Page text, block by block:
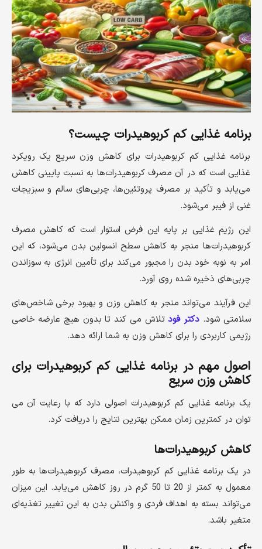
برنامه غذایی کم کربوهیدرات چیست؟
برنامه غذایی کم کربوهیدرات برای کاهش وزن سریع یک رویکرد
غذایی است که در آن مصرف کربوهیدرات‌ها به نسبت پایینی کاهش
می‌یابد و تأکید بر مصرف پروتئین‌ها، چربی‌های سالم و سبزیجات
غنی از فیبر می‌شود.
این رژیم غذایی بر پایه این فرض استوار است که کاهش مصرف
کربوهیدرات‌ها منجر به کاهش سطح انسولین بدن می‌شود، که این
امر به نوبه خود بدن را مجبور می‌کند برای تأمین انرژی به سوزاندن
چربی‌های ذخیره شده روی آورد.
این فرآیند می‌تواند منجر به کاهش وزن و بهبود برخی شاخص‌های
سلامتی شود. دکتر فودتلاش می کند تا بدون هیچ عارضه خاصی
رژیمی کاربردی را برای کاهش وزن به شما ارائه دهد.
اصول مهم در برنامه غذایی کم کربوهیدرات برای
کاهش وزن سریع
یک برنامه غذایی کم کربوهیدرات اصولی دارد که با رعایت آن می
توان در کمترین زمان ممکن بهترین نتایج را دریافت کرد.
کاهش کربوهیدرات‌ها
در یک برنامه غذایی کم کربوهیدرات، مصرف کربوهیدرات‌ها به طور
معمول به کمتر از 20 تا 50 گرم در روز کاهش می‌یابد. این میزان
می‌تواند بسته به اهداف فردی و واکنش بدن به این تغییر تغذیه‌ای
متغیر باشد.